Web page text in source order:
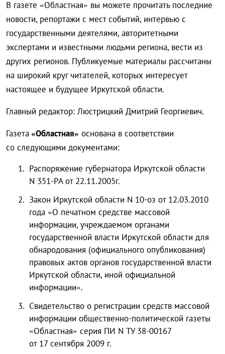
В газете «Областная» вы можете прочитать последние
новости, репортажи с мест событий, интервью с
государственными деятелями, авторитетными
экспертами и известными людьми региона, вести из
других регионов. Публикуемые материалы рассчитаны
на широкий круг читателей, которых интересует
настоящее и будущее Иркутской области.
Главный редактор: Люстрицкий Дмитрий Георгиевич.
Газета «Областная» основана в соответствии
со следующими документами:
Распоряжение губернатора Иркутской области
N 351-РА от 22.11.2005г.
Закон Иркутской области N 10-оз от 12.03.2010
года «О печатном средстве массовой
информации, учреждаемом органами
государственной власти Иркутской области для
обнародования (официального опубликования)
правовых актов органов государственной власти
Иркутской области, иной официальной
информации».
Свидетельство о регистрации средств массовой
информации общественно-политической газеты
«Областная» серия ПИ N ТУ 38-00167
от 17 сентября 2009 г.